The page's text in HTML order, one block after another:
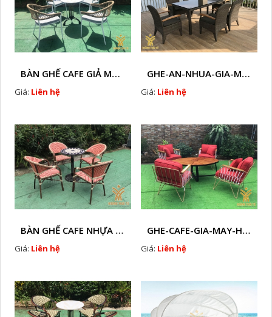
BÀN GHẾ CAFE GIẢ MÂY HTT - L128
Giá: Liên hệ
GHE-AN-NHUA-GIA-MAY-HTT - B37
Giá: Liên hệ
BÀN GHẾ CAFE NHỰA GIẢ MÂY HTT - L112
Giá: Liên hệ
GHE-CAFE-GIA-MAY-HTT - L110
Giá: Liên hệ